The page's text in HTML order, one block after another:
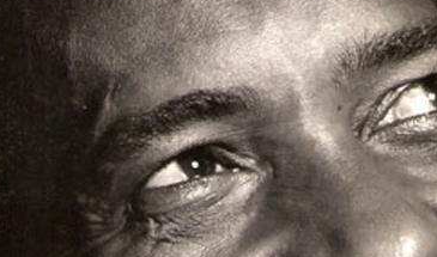
onde o tema foi Carmen Miranda e a
a participação dos pesquisadores Diego Nunes e
no canal, DictisUECE:
ACQRyqxUL-Q?feature=share